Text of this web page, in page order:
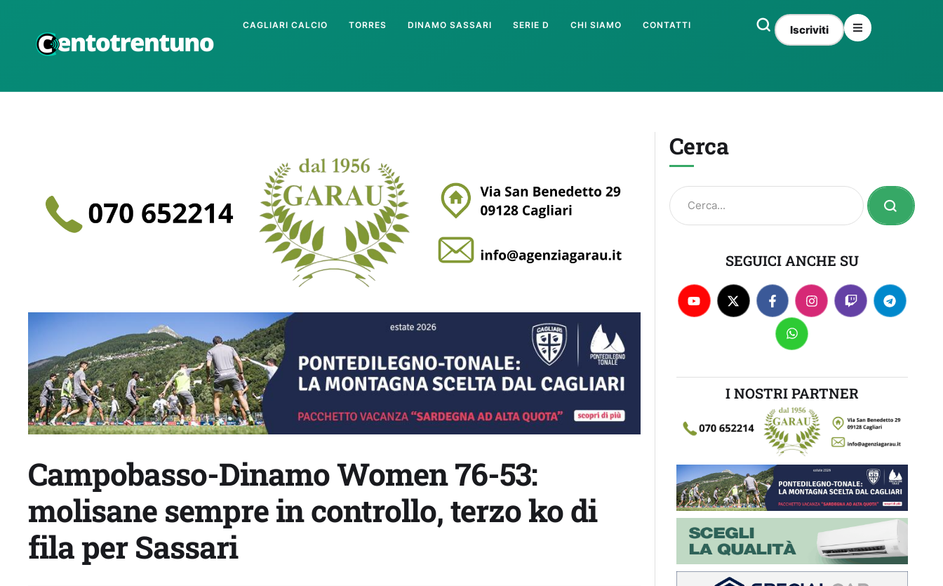
CAGLIARI CALCIO TORRES DINAMO SASSARI SERIE D CHI SIAMO CONTATTI Iscriviti
Campobasso-Dinamo Women 76-53:
molisane sempre in controllo, terzo ko di
fila per Sassari
Cerca
SEGUICI ANCHE SU
I NOSTRI PARTNER